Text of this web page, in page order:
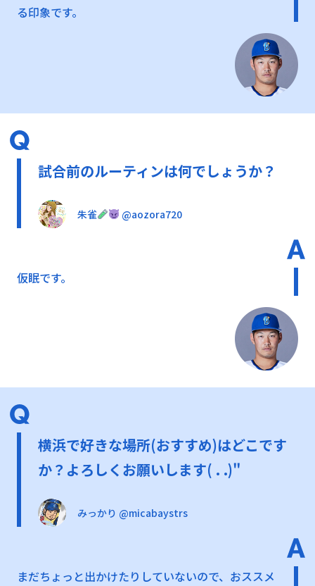
る印象です。
試合前のルーティンは何でしょうか？
朱雀 @aozora720
仮眠です。
横浜で好きな場所(おすすめ)はどこです
か？よろしくお願いします( . .)"
みっかり @micabaystrs
まだちょっと出かけたりしていないので、おススメ